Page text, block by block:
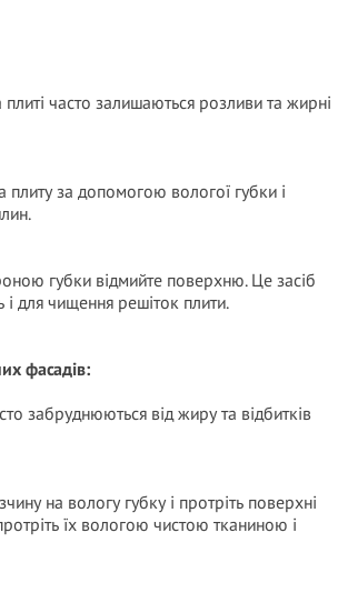
плиті часто залишаються розливи та жирні
плиту за допомогою вологої губки і
губки відмийте поверхню. Це засіб
і для чищення решіток плити.
фасадів:
забруднюються від жиру та відбитків
на вологу губку і протріть поверхні
їх вологою чистою тканиною і